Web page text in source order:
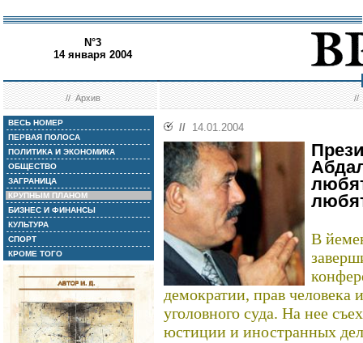
N°3
14 января 2004
//Архив //
ВЕСЬ НОМЕР
ПЕРВАЯ ПОЛОСА
ПОЛИТИКА И ЭКОНОМИКА
ОБЩЕСТВО
ЗАГРАНИЦА
КРУПНЫМ ПЛАНОМ
БИЗНЕС И ФИНАНСЫ
КУЛЬТУРА
СПОРТ
КРОМЕ ТОГО
// 14.01.2004
В
демократии, прав
уголовного суда. На нее
юстиции и иностранных